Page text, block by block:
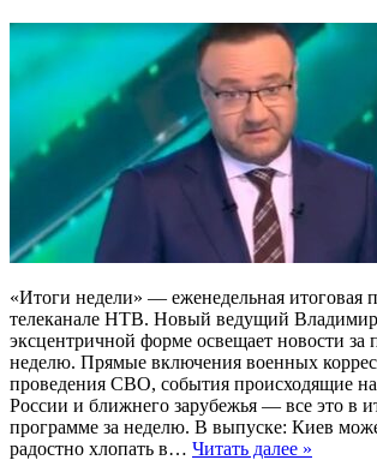
«Итоги недели» — еженедельная итоговая
телеканале НТВ. Новый ведущий
эксцентричной форме освещает новости
неделю. Прямые включения военных
проведения СВО, события происходящие на
России и ближнего зарубежья — все это в
программе за неделю. В выпуске: Киев
радостно хлопать в… Читать далее »